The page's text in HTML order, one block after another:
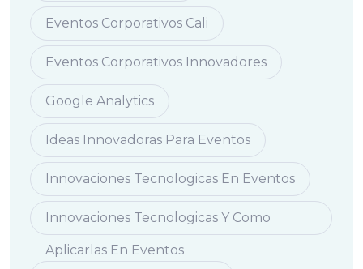
Eventos Corporativos Cali
Eventos Corporativos Innovadores
Google Analytics
Ideas Innovadoras Para Eventos
Innovaciones Tecnologicas En Eventos
Innovaciones Tecnologicas Y Como
Aplicarlas En Eventos